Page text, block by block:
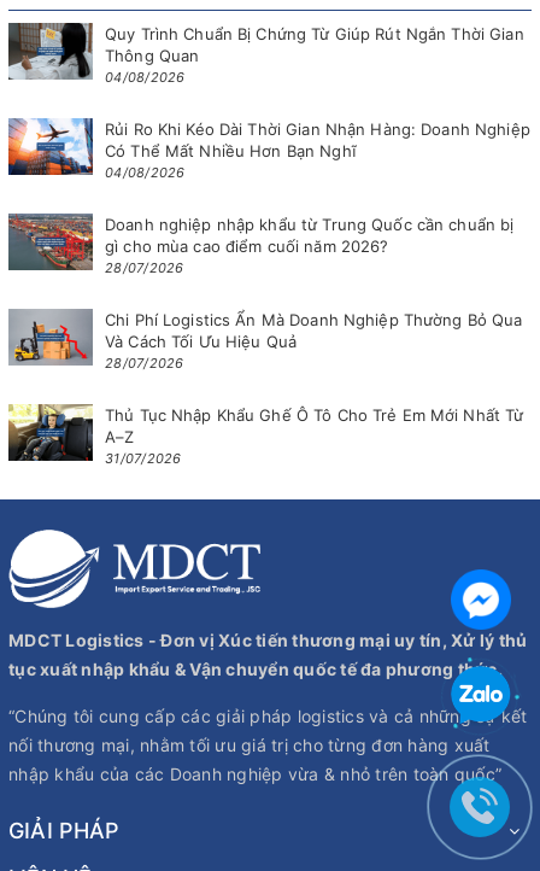
Quy Trình Chuẩn Bị Chứng Từ Giúp Rút Ngắn Thời Gian
Thông Quan
04/08/2026
Rủi Ro Khi Kéo Dài Thời Gian Nhận Hàng: Doanh Nghiệp
Có Thể Mất Nhiều Hơn Bạn Nghĩ
04/08/2026
Doanh nghiệp nhập khẩu từ Trung Quốc cần chuẩn bị
gì cho mùa cao điểm cuối năm 2026?
28/07/2026
Chi Phí Logistics Ẩn Mà Doanh Nghiệp Thường Bỏ Qua
Và Cách Tối Ưu Hiệu Quả
28/07/2026
Thủ Tục Nhập Khẩu Ghế Ô Tô Cho Trẻ Em Mới Nhất Từ
A–Z
31/07/2026
MDCT Logistics - Đơn vị Xúc tiến thương mại uy tín, Xử lý thủ
tục xuất nhập khẩu & Vận chuyển quốc tế đa phương thức.
“Chúng tôi cung cấp các giải pháp logistics và cả những sự kết
nối thương mại, nhằm tối ưu giá trị cho từng đơn hàng xuất
nhập khẩu của các Doanh nghiệp vừa & nhỏ trên toàn quốc”
GIẢI PHÁP